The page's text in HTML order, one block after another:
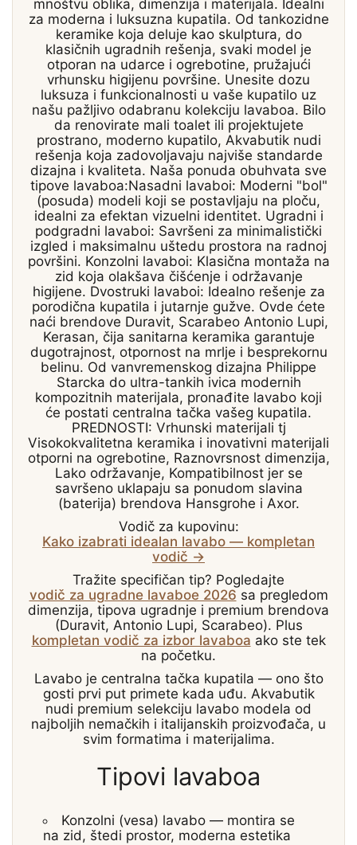
mnoštvu oblika, dimenzija i materijala. Idealni
za moderna i luksuzna kupatila. Od tankozidne
keramike koja deluje kao skulptura, do
klasičnih ugradnih rešenja, svaki model je
otporan na udarce i ogrebotine, pružajući
vrhunsku higijenu površine. Unesite dozu
luksuza i funkcionalnosti u vaše kupatilo uz
našu pažljivo odabranu kolekciju lavaboa. Bilo
da renovirate mali toalet ili projektujete
prostrano, moderno kupatilo, Akvabutik nudi
rešenja koja zadovoljavaju najviše standarde
dizajna i kvaliteta. Naša ponuda obuhvata sve
tipove lavaboa:Nasadni lavaboi: Moderni "bol"
(posuda) modeli koji se postavljaju na ploču,
idealni za efektan vizuelni identitet. Ugradni i
podgradni lavaboi: Savršeni za minimalistički
izgled i maksimalnu uštedu prostora na radnoj
površini. Konzolni lavaboi: Klasična montaža na
zid koja olakšava čišćenje i održavanje
higijene. Dvostruki lavaboi: Idealno rešenje za
porodična kupatila i jutarnje gužve. Ovde ćete
naći brendove Duravit, Scarabeo Antonio Lupi,
Kerasan, čija sanitarna keramika garantuje
dugotrajnost, otpornost na mrlje i besprekornu
belinu. Od vanvremenskog dizajna Philippe
Starcka do ultra-tankih ivica modernih
kompozitnih materijala, pronađite lavabo koji
će postati centralna tačka vašeg kupatila.
PREDNOSTI: Vrhunski materijali tj
Visokokvalitetna keramika i inovativni materijali
otporni na ogrebotine, Raznovrsnost dimenzija,
Lako održavanje, Kompatibilnost jer se
savršeno uklapaju sa ponudom slavina
(baterija) brendova Hansgrohe i Axor.​
Vodič za kupovinu:
Kako izabrati idealan lavabo — kompletan
vodič →
Tražite specifičan tip? Pogledajte
vodič za ugradne lavaboe 2026 sa pregledom
dimenzija, tipova ugradnje i premium brendova
(Duravit, Antonio Lupi, Scarabeo). Plus
kompletan vodič za izbor lavaboa ako ste tek
na početku.
Lavabo je centralna tačka kupatila — ono što
gosti prvi put primete kada uđu. Akvabutik
nudi premium selekciju lavabo modela od
najboljih nemačkih i italijanskih proizvođača, u
svim formatima i materijalima.
Tipovi lavaboa
Konzolni (vesa) lavabo — montira se
na zid, štedi prostor, moderna estetika